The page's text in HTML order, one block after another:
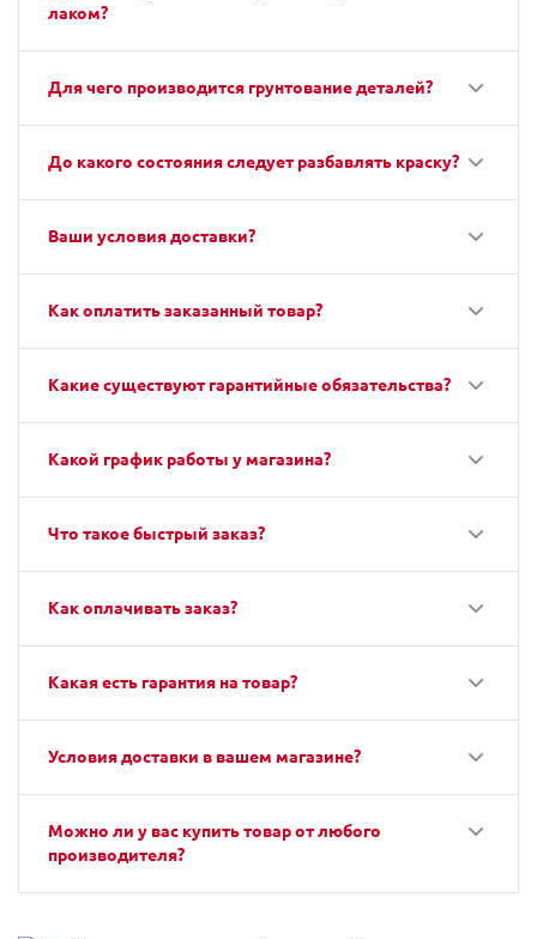
лаком?
Для чего производится грунтование деталей?
До какого состояния следует разбавлять краску?
Ваши условия доставки?
Как оплатить заказанный товар?
Какие существуют гарантийные обязательства?
Какой график работы у магазина?
Что такое быстрый заказ?
Как оплачивать заказ?
Какая есть гарантия на товар?
Условия доставки в вашем магазине?
Можно ли у вас купить товар от любого
производителя?